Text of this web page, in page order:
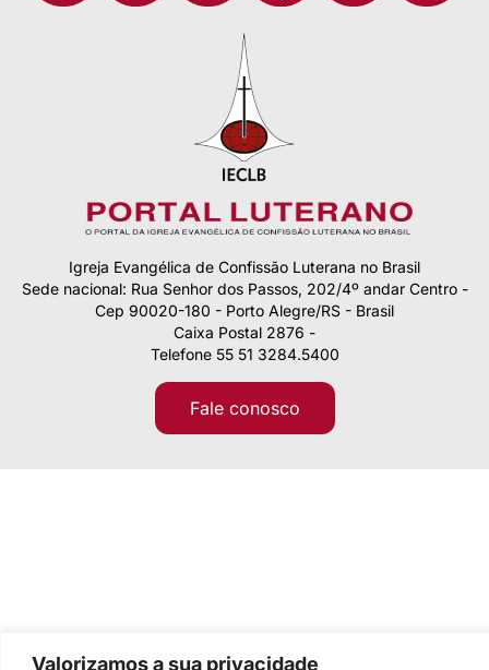
Valorizamos a sua privacidade
Igreja Evangélica de Confissão Luterana no Brasil
Sede nacional: Rua Senhor dos Passos, 202/4º andar Centro -
Cep 90020-180 - Porto Alegre/RS - Brasil
Caixa Postal 2876 -
Telefone 55 51 3284.5400
Fale conosco